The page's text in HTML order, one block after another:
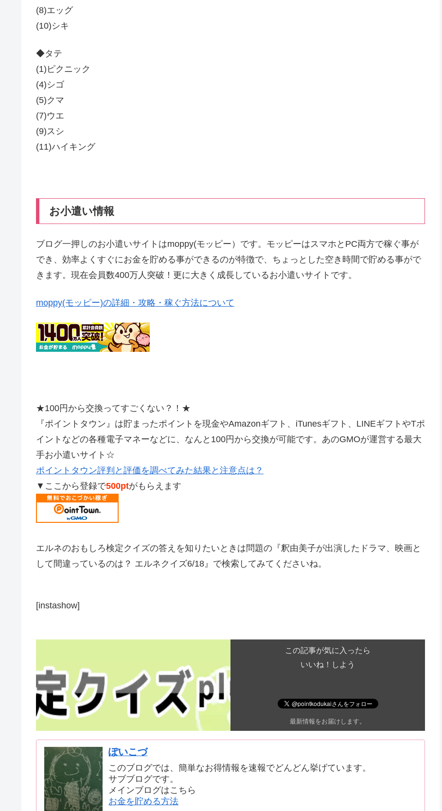
(8)エッグ
(10)シキ
◆タテ
(1)ピクニック
(4)シゴ
(5)クマ
(7)ウエ
(9)スシ
(11)ハイキング
お小遣い情報
ブログ一押しのお小遣いサイトはmoppy(モッピー）です。モッピーはスマホとPC両方で稼ぐ事が
でき、効率よくすぐにお金を貯める事ができるのが特徴で、ちょっとした空き時間で貯める事がで
きます。現在会員数400万人突破！更に大きく成長しているお小遣いサイトです。
moppy(モッピー)の詳細・攻略・稼ぐ方法について
★100円から交換ってすごくない？！★
『ポイントタウン』は貯まったポイントを現金やAmazonギフト、iTunesギフト、LINEギフトやTポ
イントなどの各種電子マネーなどに、なんと100円から交換が可能です。あのGMOが運営する最大
手お小遣いサイト☆
ポイントタウン評判と評価を調べてみた結果と注意点は？
▼ここから登録で500ptがもらえます
エルネのおもしろ検定クイズの答えを知りたいときは問題の『釈由美子が出演したドラマ、映画と
して間違っているのは？ エルネクイズ6/18』で検索してみてくださいね。
[instashow]
この記事が気に入ったら
いいね！しよう
最新情報をお届けします。
ぽいこづ
このブログでは、簡単なお得情報を速報でどんどん挙げています。
サブブログです。
メインブログはこちら
お金を貯める方法